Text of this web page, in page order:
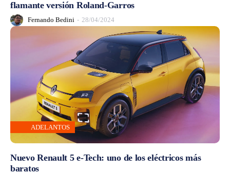
flamante versión Roland-Garros
Fernando Bedini - 28/04/2024
ADELANTOS
Nuevo Renault 5 e-Tech: uno de los eléctricos más
baratos